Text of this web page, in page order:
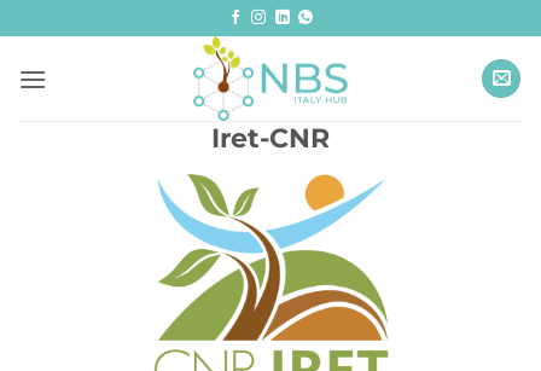
contenuti
Iret-CNR